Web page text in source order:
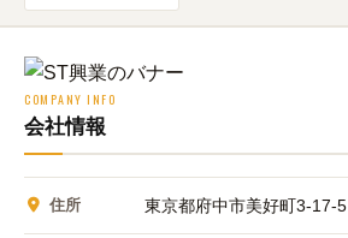
COMPANY INFO
会社情報
住所 東京都府中市美好町3-17-5